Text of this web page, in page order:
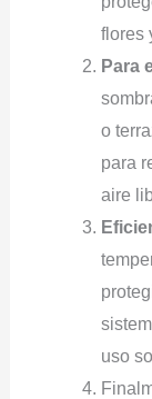
flores
Para
o
para
aire
uso